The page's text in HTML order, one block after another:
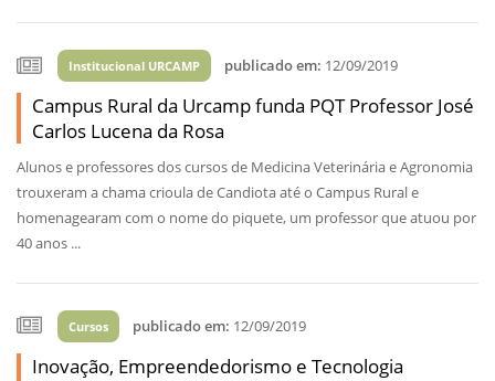
Institucional URCAMP publicado em: 12/09/2019
Campus Rural da Urcamp funda PQT Professor José
Carlos Lucena da Rosa
Alunos e professores dos cursos de Medicina Veterinária e Agronomia
trouxeram a chama crioula de Candiota até o Campus Rural e
homenagearam com o nome do piquete, um professor que atuou por
40 anos ...
Cursos publicado em: 12/09/2019
Inovação, Empreendedorismo e Tecnologia